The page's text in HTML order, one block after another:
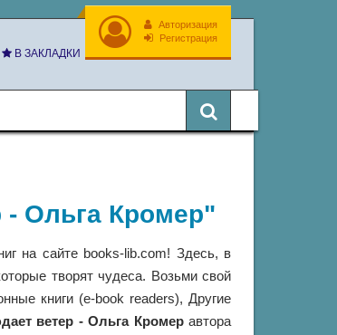
Авторизация
Регистрация
В ЗАКЛАДКИ
- Ольга Кромер"
на сайте books-lib.com! Здесь, в
творят чудеса. Возьми свой
книги (e-book readers), Другие
ветер - Ольга Кромеравтора